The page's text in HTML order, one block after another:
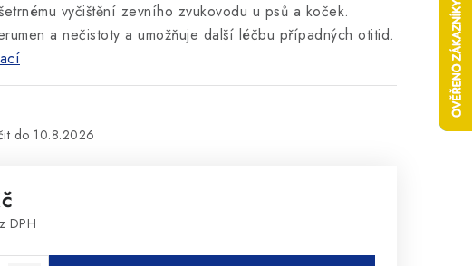
vyčištění zevního zvukovodu u psů a koček.
a nečistoty a umožňuje další léčbu případných otitid.
10.8.2026
DPH